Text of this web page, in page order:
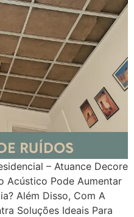
– Atuance Decore
Acústico Pode Aumentar
Além Disso, Com A
Soluções Ideais Para